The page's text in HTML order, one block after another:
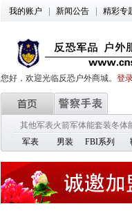
我的账户 新闻公告 精彩专
您好，欢迎光临反恐户外商城。 登
其他军表火箭军体能套装冬体
军表
男装 FBI系列